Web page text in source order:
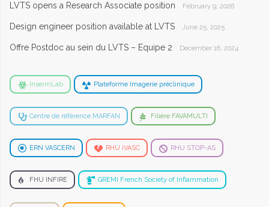
LVTS opens a Research Associate position February 9, 2026
Design engineer position available at LVTS June 25, 2025
Offre Postdoc au sein du LVTS – Equipe 2 December 16, 2024
InsermLab Plateforme Imagerie préclinique
Centre de référence MARFAN Filière FAVAMULTI
ERN VASCERN RHU iVASC RHU STOP-AS
FHU INFIRE GREMI French Society of Inflammation